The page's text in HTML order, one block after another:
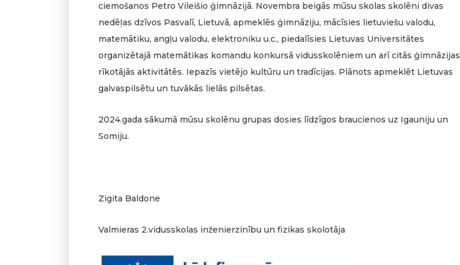
ciemošanos Petro Vileišio ģimnāzijā. Novembra beigās mūsu skolas skolēni divas
nedēļas dzīvos Pasvalī, Lietuvā, apmeklēs ģimnāziju, mācīsies lietuviešu valodu,
matemātiku, angļu valodu, elektroniku u.c., piedalīsies Lietuvas Universitātes
organizētajā matemātikas komandu konkursā vidusskolēniem un arī citās ģimnāzijas
rīkotājās aktivitātēs. Iepazīs vietējo kultūru un tradīcijas. Plānots apmeklēt Lietuvas
galvaspilsētu un tuvākās lielās pilsētas.
2024.gada sākumā mūsu skolēnu grupas dosies līdzīgos braucienos uz Igauniju un
Somiju.
Zigita Baldone
Valmieras 2.vidusskolas inženierzinību un fizikas skolotāja